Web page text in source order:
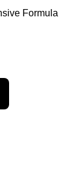
Formula